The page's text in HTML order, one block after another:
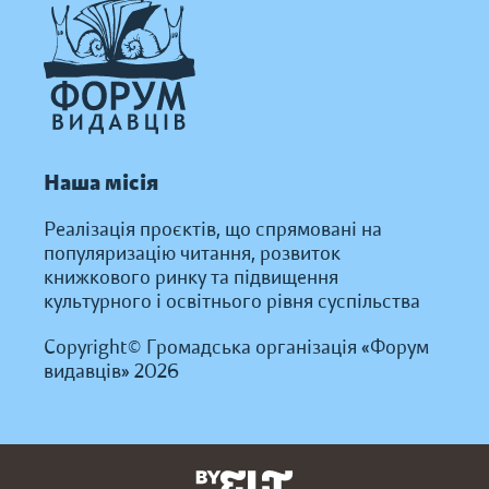
Наша місія
Реалізація проєктів, що спрямовані на
популяризацію читання, розвиток
книжкового ринку та підвищення
культурного і освітнього рівня суспільства
Copyright© Громадська організація «Форум
видавців» 2026